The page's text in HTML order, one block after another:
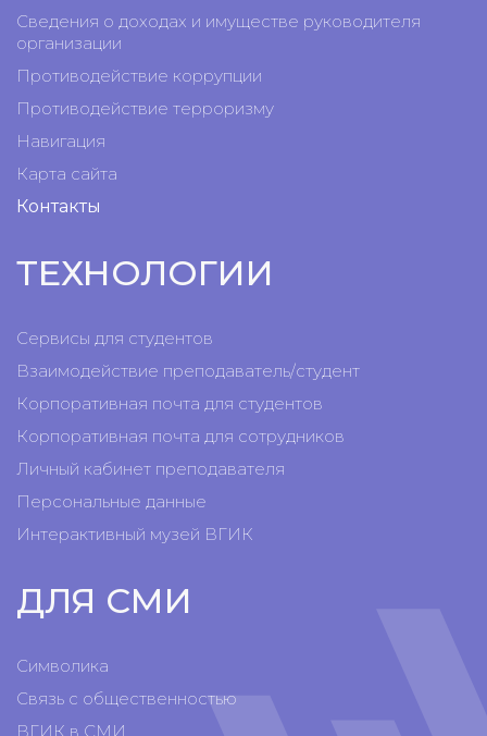
Сведения о доходах и имуществе руководителя
организации
Противодействие коррупции
Противодействие терроризму
Навигация
Карта сайта
Контакты
ТЕХНОЛОГИИ
Сервисы для студентов
Взаимодействие преподаватель/студент
Корпоративная почта для студентов
Корпоративная почта для сотрудников
Личный кабинет преподавателя
Персональные данные
Интерактивный музей ВГИК
ДЛЯ СМИ
Символика
Связь с общественностью
ВГИК в СМИ